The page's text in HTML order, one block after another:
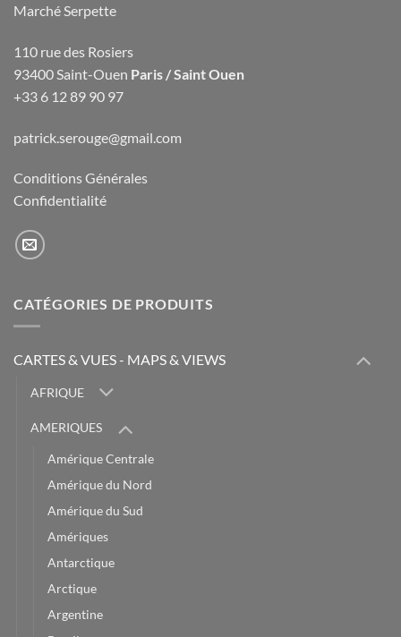
Marché Serpette
110 rue des Rosiers
93400 Saint-Ouen Paris / Saint Ouen
+33 6 12 89 90 97
patrick.serouge@gmail.com
Conditions Générales
Confidentialité
CATÉGORIES DE PRODUITS
CARTES & VUES - MAPS & VIEWS
AFRIQUE
AMERIQUES
Amérique Centrale
Amérique du Nord
Amérique du Sud
Amériques
Antarctique
Arctique
Argentine